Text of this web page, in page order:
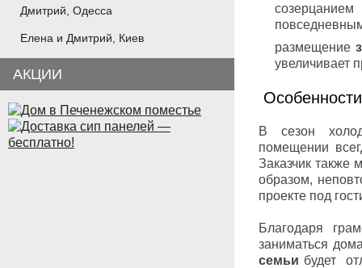
Дмитрий, Одесса
Елена и Дмитрий, Киев
АКЦИИ
размещение
увеличивает
В сезон
помещении
Заказчик также
образом,
проекте под
Благодаря
заниматься
семьи будет